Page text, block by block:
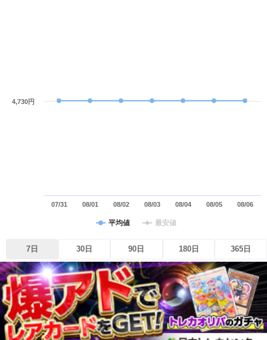
平均値 最安値
07/31 08/01 08/02 08/03 08/04 08/05 08/06
4,730円
7日 30日 90日 180日 365日